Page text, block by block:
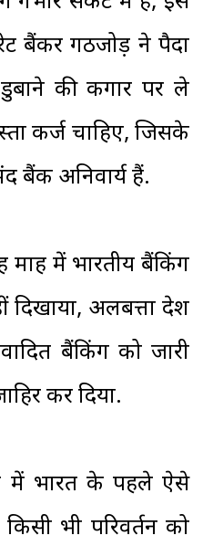
बैंकर गठजोड़ ने पैदा
की कगार पर ले
कर्ज चाहिए, जिसके
बैंक अनिवार्य हैं.
माह में भारतीय बैंकिंग
दिखाया, अलबत्ता देश
बैंकिंग को जारी
कर दिया.
में भारत के पहले ऐसे
किसी भी परिवर्तन को